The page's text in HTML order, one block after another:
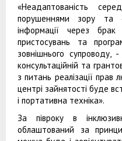
«Неадаптованість
порушеннями зору та
інформації через брак
пристосувань та
зовнішнього супроводу,
консультаційній та
з питань реалізації прав
центрі зайнятості буде
і портативна техніка».
За півроку в
облаштований за